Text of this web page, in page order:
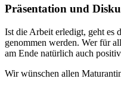
Präsentation und
Ist die Arbeit erledigt, geht es
genommen werden. Wer für
am Ende natürlich auch
Wir wünschen allen